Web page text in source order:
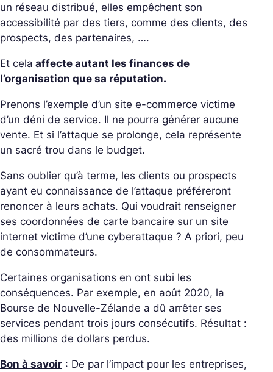
un réseau distribué, elles empêchent son
accessibilité par des tiers, comme des clients, des
prospects, des partenaires, ….
Et cela affecte autant les finances de
l’organisation que sa réputation.
Prenons l’exemple d’un site e-commerce victime
d’un déni de service. Il ne pourra générer aucune
vente. Et si l’attaque se prolonge, cela représente
un sacré trou dans le budget.
Sans oublier qu’à terme, les clients ou prospects
ayant eu connaissance de l’attaque préféreront
renoncer à leurs achats. Qui voudrait renseigner
ses coordonnées de carte bancaire sur un site
internet victime d’une cyberattaque ? A priori, peu
de consommateurs.
Certaines organisations en ont subi les
conséquences. Par exemple, en août 2020, la
Bourse de Nouvelle-Zélande a dû arrêter ses
services pendant trois jours consécutifs. Résultat :
des millions de dollars perdus.
Bon à savoir : De par l’impact pour les entreprises,